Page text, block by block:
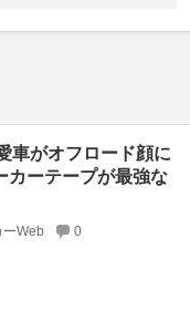
車がオフロード顔に
カーテープが最強な
Web 0